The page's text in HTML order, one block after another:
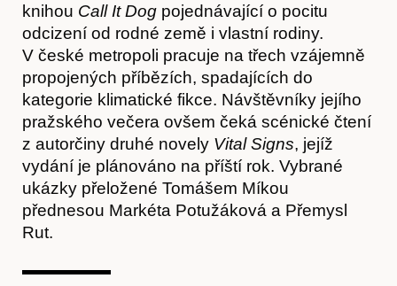
knihou Call It Dog pojednávající o pocitu
odcizení od rodné země i vlastní rodiny.
V české metropoli pracuje na třech vzájemně
propojených příbězích, spadajících do
kategorie klimatické fikce. Návštěvníky jejího
pražského večera ovšem čeká scénické čtení
z autorčiny druhé novely Vital Signs, jejíž
vydání je plánováno na příští rok. Vybrané
ukázky přeložené Tomášem Míkou
přednesou Markéta Potužáková a Přemysl
Rut.